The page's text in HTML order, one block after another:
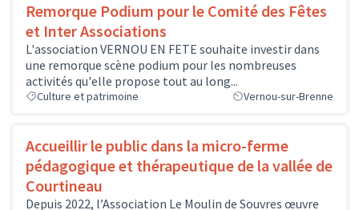
Remorque Podium pour le Comité des Fêtes
et Inter Associations
L'association VERNOU EN FETE souhaite investir dans
une remorque scène podium pour les nombreuses
activités qu'elle propose tout au long...
Culture et patrimoine Vernou-sur-Brenne
Accueillir le public dans la micro-ferme
pédagogique et thérapeutique de la vallée de
Courtineau
Depuis 2022, l’Association Le Moulin de Souvres œuvre